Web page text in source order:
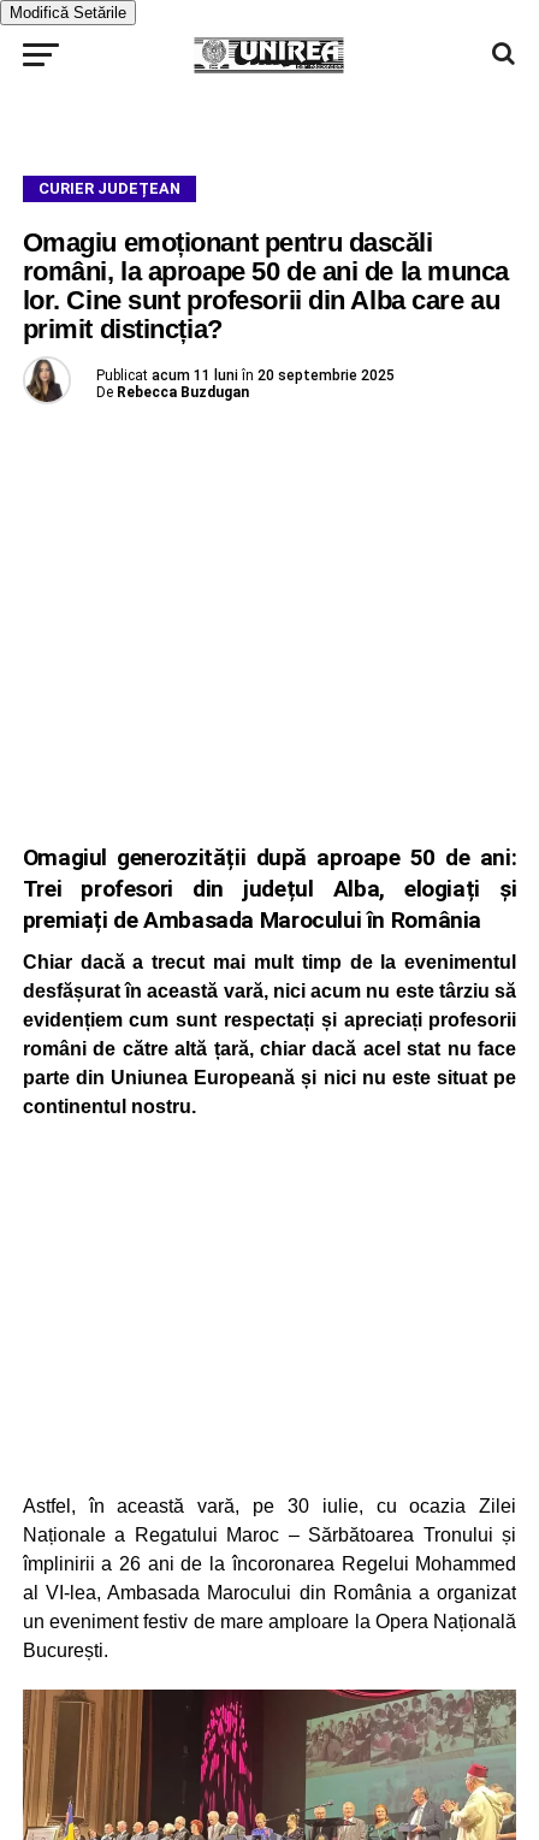
Modifică Setările
CURIER JUDEȚEAN
Omagiu emoționant pentru dascăli
români, la aproape 50 de ani de la munca
lor. Cine sunt profesorii din Alba care au
primit distincția?
Publicat acum 11 luni în 20 septembrie 2025
De Rebecca Buzdugan
Omagiul generozității după aproape 50 de ani:
Trei profesori din județul Alba, elogiați și
premiați de Ambasada Marocului în România
Chiar dacă a trecut mai mult timp de la evenimentul
desfășurat în această vară, nici acum nu este târziu să
evidențiem cum sunt respectați și apreciați profesorii
români de către altă țară, chiar dacă acel stat nu face
parte din Uniunea Europeană și nici nu este situat pe
continentul nostru.
Astfel, în această vară, pe 30 iulie, cu ocazia Zilei
Naționale a Regatului Maroc – Sărbătoarea Tronului și
împlinirii a 26 ani de la încoronarea Regelui Mohammed
al VI-lea, Ambasada Marocului din România a organizat
un eveniment festiv de mare amploare la Opera Națională
București.